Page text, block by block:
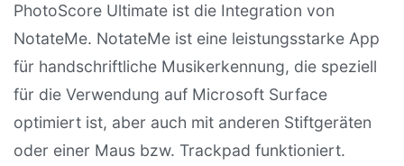
PhotoScore Ultimate ist die Integration von
NotateMe. NotateMe ist eine leistungsstarke App
für handschriftliche Musikerkennung, die speziell
für die Verwendung auf Microsoft Surface
optimiert ist, aber auch mit anderen Stiftgeräten
oder einer Maus bzw. Trackpad funktioniert.